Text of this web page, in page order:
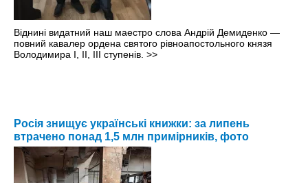
Віднині видатний наш маестро слова Андрій Демиденко —
повний кавалер ордена святого рівноапостольного князя
Володимира І, ІІ, ІІІ ступенів. >>
Росія знищує українські книжки: за липень
втрачено понад 1,5 млн примірників, фото